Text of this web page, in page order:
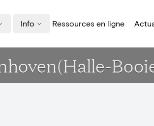
Info Ressources en ligne